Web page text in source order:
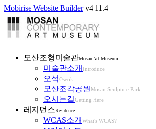
Mobirise Website Builderv4.11.4
모산조형미술관Mosan Art Museum
미술관소개 Introduce
오석Oseok
모산조각공원 Mosan Sculpture Park
오시는길Getting Here
레지던스Residence
WCAS소개 What’s WCAS?